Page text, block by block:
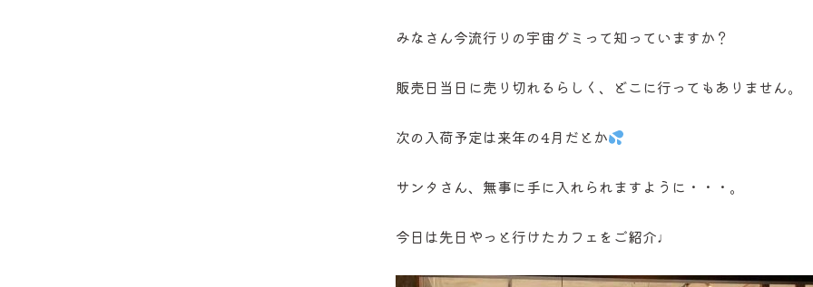
みなさん今流行りの宇宙グミって知っていますか？
販売日当日に売り切れるらしく、どこに行ってもありません。
次の入荷予定は来年の4月だとか
サンタさん、無事に手に入れられますように・・・。
今日は先日やっと行けたカフェをご紹介♩